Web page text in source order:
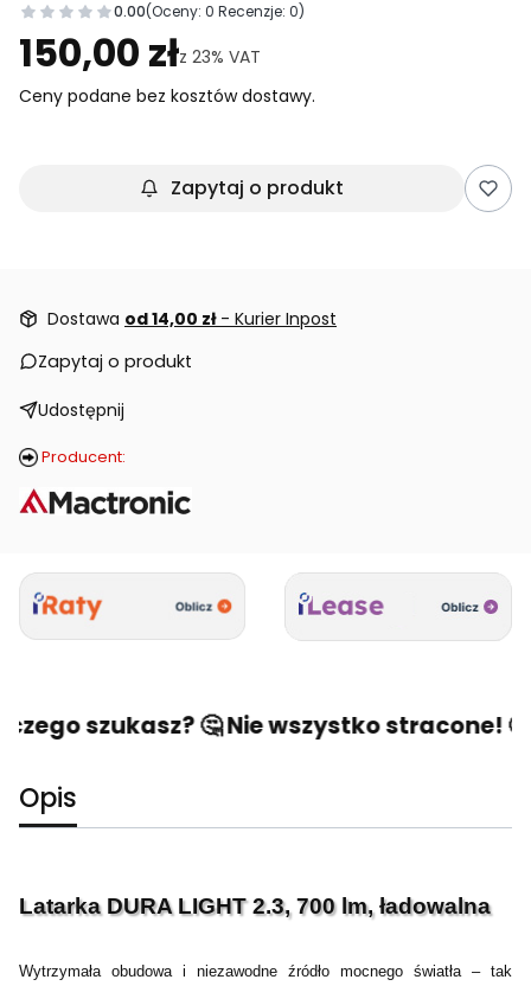
0.00(Oceny: 0 Recenzje: 0)
Przejdź do sekcji Opinie
150,00 złz 23% VAT
Ceny podane bez kosztów dostawy.
Zapytaj o produkt
Dostawa od 14,00 zł - Kurier Inpost
Zapytaj o produkt
Udostępnij
Producent:
szukasz? 🤔 Nie wszystko stracone! 🙂
Opis
Latarka DURA LIGHT 2.3, 700 lm, ładowalna
Wytrzymała obudowa i niezawodne źródło mocnego światła – tak